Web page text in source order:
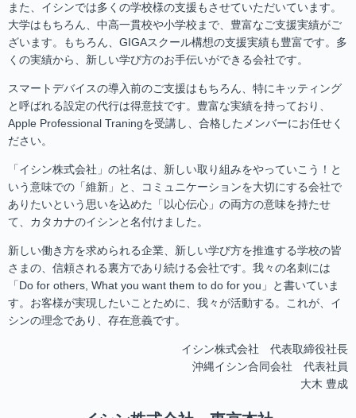
また、イシンでは多くの学校様の支援もさせていただいています。
大学はもちろん、中高一貫校や小学校まで、豊富なご支援実績がご
ざいます。もちろん、GIGAスクール構想の支援実績も豊富です。多
くの実績から、新しい学び方のお手伝いができる会社です。
スマートデバイスの導入前のご支援はもちろん、特にキッティング
と呼ばれる設定の代行は得意技です。豊富な実績を持っており、
Apple Professional Traningを受講し、合格したメンバーにお任せく
ださい。
「イシン株式会社」の社名は、新しい取り組みをやっていこう！と
いう意味での「維新」と、コミュニケーションを大切にする会社で
ありたいという思いを込めた「以心伝心」の両方の意味を持たせ
て、カタカナのイシンと名付けました。
新しい働き方を求められる企業、新しい学び方を推進する学校の皆
さまの、信頼される裏方であり続ける会社です。我々の名刺には
「Do for others, What you want them to do for you」と書いていま
す。お客様が実現したいことために、我々が活動する。これが、イ
シンの理念であり、存在意義です。
イシン株式会社 代表取締役社長
沖縄イシン合同会社 代表社員
大木 豊成